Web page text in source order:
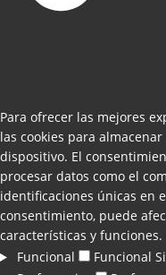
Para ofrecer las mejores
las cookies para
dispositivo. El
procesar datos como el
identificaciones únicas en
consentimiento, puede
características y funciones.
Funcional
Funcional